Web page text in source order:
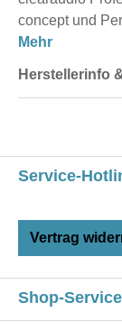
concept und
Mehr
Herstellerinfo
Service-
Vertrag
Shop-Service